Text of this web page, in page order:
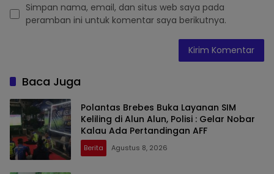
Simpan nama, email, dan situs web saya pada
peramban ini untuk komentar saya berikutnya.
Baca Juga
Polantas Brebes Buka Layanan SIM
Keliling di Alun Alun, Polisi : Gelar Nobar
Kalau Ada Pertandingan AFF
Berita Agustus 8, 2026